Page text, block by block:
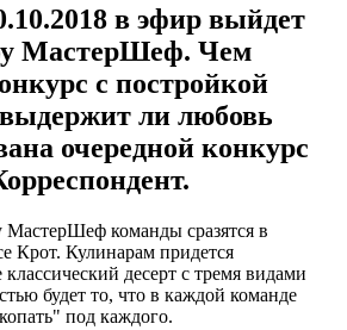
в эфир выйдет
МастерШеф. Чем
с постройкой
ли любовь
очередной конкурс
команды сразятся в
Крот. Кулинарам придется
десерт с тремя видами
будет то, что в каждой команде
под каждого.